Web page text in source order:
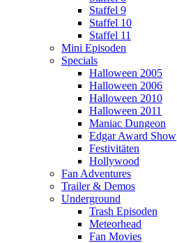
Staffel 9
Staffel 10
Staffel 11
Mini Episoden
Specials
Halloween 2005
Halloween 2006
Halloween 2010
Halloween 2011
Maniac Dungeon
Edgar Award Show
Festivitäten
Hollywood
Fan Adventures
Trailer & Demos
Underground
Trash Episoden
Meteorhead
Fan Movies